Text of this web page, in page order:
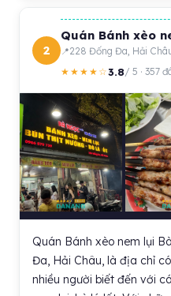
2
Quán Bánh xèo
228 Đống Đa, Hải
★★★★☆3.8/ 5 · 357
Quán Bánh xèo nem lụi
Đa, Hải Châu, là địa chỉ
nhiều người biết đến với